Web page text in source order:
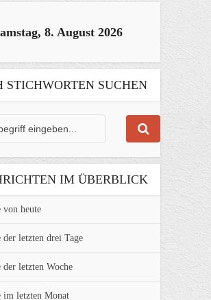
8. August 2026
STICHWORTEN SUCHEN
IM ÜBERBLICK
von heute
der letzten drei Tage
der letzten Woche
im letzten Monat